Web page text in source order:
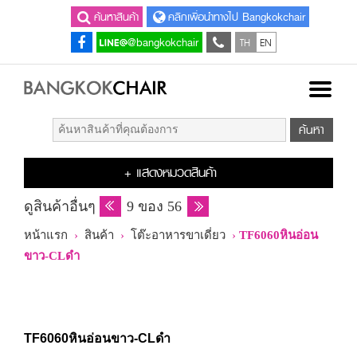
ค้นหาสินค้า
คลิกเพื่อนำทางไป Bangkokchair
@bangkokchair
TH EN
+ แสดงหมวดสินค้า
ดูสินค้าอื่นๆ 9 ของ 56
หน้าแรก › สินค้า › โต๊ะอาหารขาเดี่ยว ›TF6060หินอ่อน
ขาว-CLดำ
TF6060หินอ่อนขาว-CLดำ